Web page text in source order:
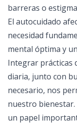
barreras o
El autocuidado
necesidad
mental óptima y
Integrar prácticas
diaria, junto con
necesario, nos
nuestro
un papel